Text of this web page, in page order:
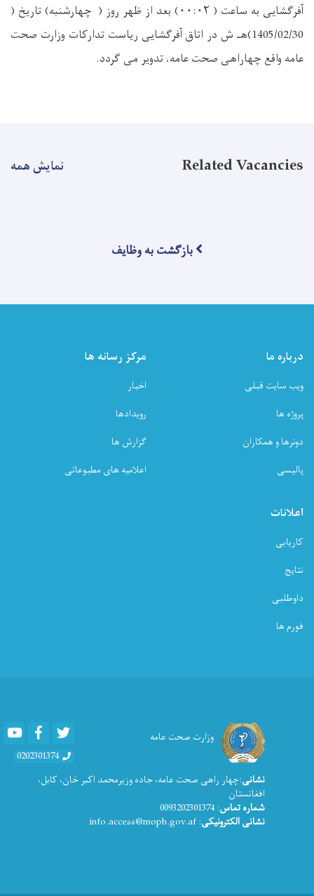
آفرگشایی به ساعت ( ۰۰:۰۲) بعد از ظهر روز ( چهارشنبه) تاریخ (
1405/02/30)هـ ش در اتاق آفرگشایی ریاست تدارکات وزارت صحت
عامه واقع چهاراهی صحت عامه، تدویر می گردد.
Related Vacancies نمایش همه
بازگشت به وظایف
درباره ما
ویب سایت قبلی
پروژه ها
دونرها و همکاران
پالیسی
مرکز رسانه ها
اخبار
رویدادها
گزارش ها
اعلامیه های مطبوعاتی
اعلانات
کاریابی
نتایج
داوطلبی
فورم ها
وزارت صحت عامه Youtube Facebook
0202301374
نشانی:چهار راهی صحت عامه، جاده وزیرمحمد اکبر خان، کابل،
افغانستان
شماره تماس: 0093202301374
نشانی الکترونیکی: info.access@moph.gov.af